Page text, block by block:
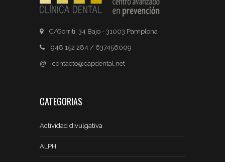
C/Gorriti, 34 Bajo - 31003 Pamplona
948 152 284 / 637456009
@ contacto@capdental.net
CATEGORIAS
Actividad divulgativa
ALPH